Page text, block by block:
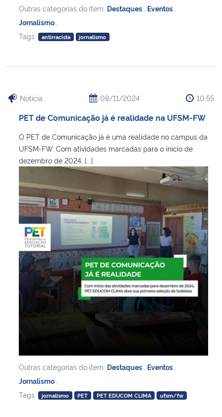
Outras categorias do item: Destaques Eventos
Jornalismo
Tags:
antirracista jornalismo
Notícia 08/11/2024 10:55
PET de Comunicação já é realidade na UFSM-FW
O PET de Comunicação já é uma realidade no campus da
UFSM-FW. Com atividades marcadas para o início de
dezembro de 2024, [...]
Outras categorias do item: Destaques Eventos
Jornalismo
Tags:
jornalismo PET PET EDUCOM CLIMA ufsm/fw